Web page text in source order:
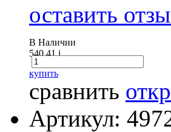
оставить
В Наличии
540.41i
купить
сравнить
Артикул: